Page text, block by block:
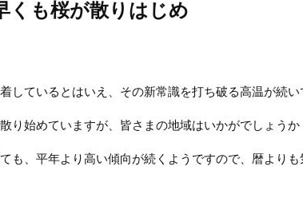
くも桜が散りはじめ
しているとはいえ、その新常識を打ち破る高温が続
り始めていますが、皆さまの地域はいかがでしょうか
も、平年より高い傾向が続くようですので、暦より